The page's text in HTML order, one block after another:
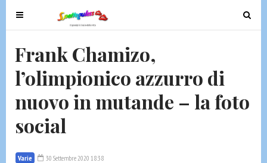
T
o
g
l
e
n
v
g
T
o
n
Frank Chamizo,
l’olimpionico azzurro di
nuovo in mutande – la foto
social
Varie 30 Settembre 2020 18:38